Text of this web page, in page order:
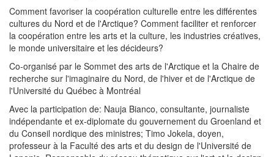
Comment favoriser la coopération culturelle entre les différentes
cultures du Nord et de l'Arctique? Comment faciliter et renforcer
la coopération entre les arts et la culture, les industries créatives,
le monde universitaire et les décideurs?
Co-organisé par le Sommet des arts de l'Arctique et la Chaire de
recherche sur l'imaginaire du Nord, de l'hiver et de l'Arctique de
l'Université du Québec à Montréal
Avec la participation de: Nauja Bianco, consultante, journaliste
indépendante et ex-diplomate du gouvernement du Groenland et
du Conseil nordique des ministres; Timo Jokela, doyen,
professeur à la Faculté des arts et du design de l'Université de